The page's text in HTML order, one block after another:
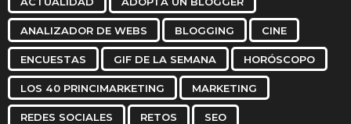
ANALIZADOR DE WEBS BLOGGING CINE
ENCUESTAS GIF DE LA SEMANA HORÓSCOPO
LOS 40 PRINCIMARKETING MARKETING
REDES SOCIALES RETOS SEO